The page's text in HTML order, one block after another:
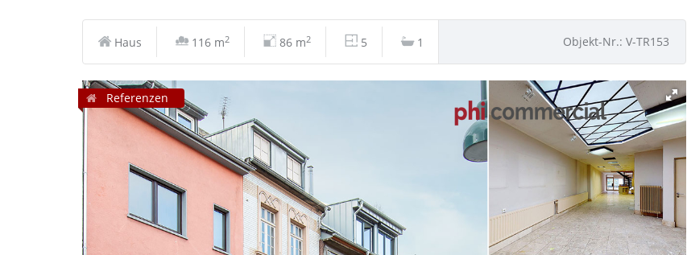
Haus 116 m2 86 m2 5 1 Objekt-Nr.: V-TR153
Referenzen